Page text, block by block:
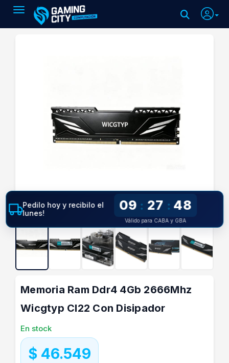
Toggle navigation
Memoria Ram Ddr4 4Gb 2666Mhz
Wicgtyp Cl22 Con Disipador
En stock
$ 46.549
Pedilo hoy y recibilo el
lunes!
09 : 27 : 47
Válido para CABA y GBA